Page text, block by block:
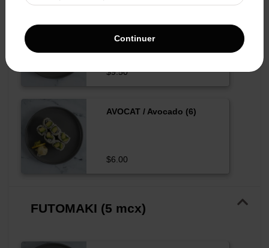
SAUMON AVOCAT / Salmon
avocado (6)
$9.50
AVOCAT / Avocado (6)
$6.00
FUTOMAKI (5 mcx)
Continuer